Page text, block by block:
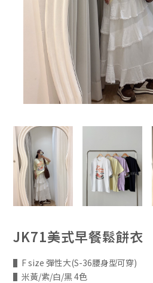
JK71美式早餐鬆餅衣
▌F size 彈性大(S-36腰身型可穿)
▌米黃/紫/白/黑 4色